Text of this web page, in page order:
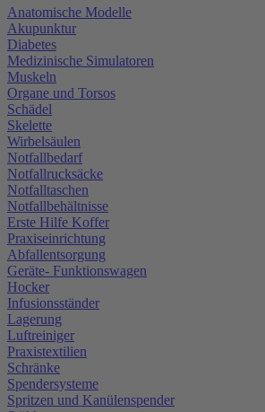
Anatomische Modelle
Akupunktur
Diabetes
Medizinische Simulatoren
Muskeln
Organe und Torsos
Schädel
Skelette
Wirbelsäulen
Notfallbedarf
Notfallrucksäcke
Notfalltaschen
Notfallbehältnisse
Erste Hilfe Koffer
Praxiseinrichtung
Abfallentsorgung
Geräte- Funktionswagen
Hocker
Infusionsständer
Lagerung
Luftreiniger
Praxistextilien
Schränke
Spendersysteme
Spritzen und Kanülenspender